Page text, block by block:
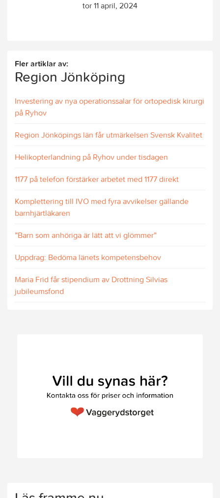
tor 11 april, 2024
Fler artiklar av:
Region Jönköping
Investering av nya operationssalar för ortopedisk kirurgi
på Ryhov
Region Jönköpings län får utmärkelsen Svensk Kvalitet
Helikopterlandning på Ryhov under tisdagen
1177 på telefon förstärker arbetet med 1177 direkt
Komplettering till IVO med fyra avvikelser gällande
barnhjärtläkaren
”Barn som anhöriga är lätt att vi glömmer”
Uppdrag: Bedöma länets kompetensbehov
Maria Frid får stipendium av Drottning Silvias
jubileumsfond